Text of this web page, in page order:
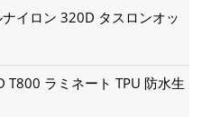
イロン 320D タスロンオッ
T800 ラミネート TPU 防水生